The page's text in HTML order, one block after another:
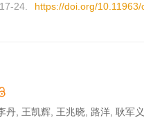
24.
https://doi.org/
丹, 王凯辉, 王兆晓, 路洋, 耿军义